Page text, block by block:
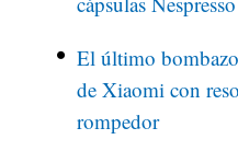
El último
de Xiaomi con
rompedor